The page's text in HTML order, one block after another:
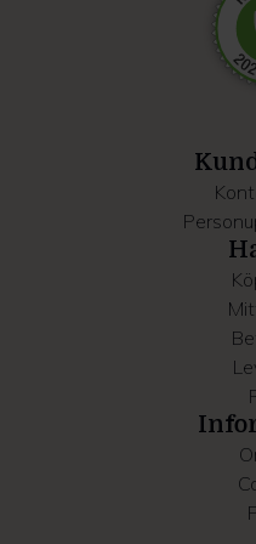
Dessa kan i sin tur
information som du har
samlat in när du har